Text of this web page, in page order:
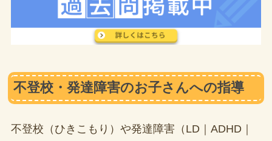
不登校・発達障害のお子さんへの指導
不登校（ひきこもり）や発達障害（LD｜ADHD｜